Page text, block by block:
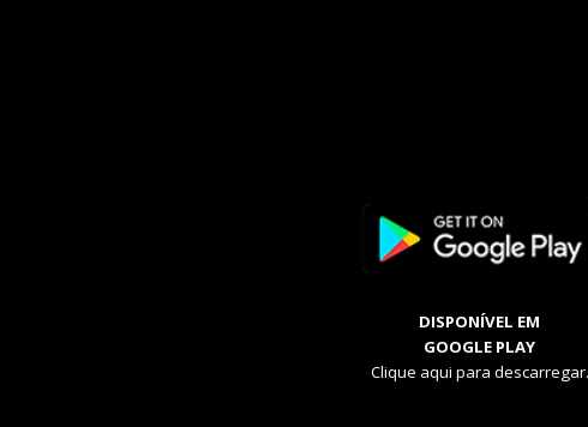
DISPONÍVEL EM
GOOGLE PLAY
Clique aqui para descarregar.